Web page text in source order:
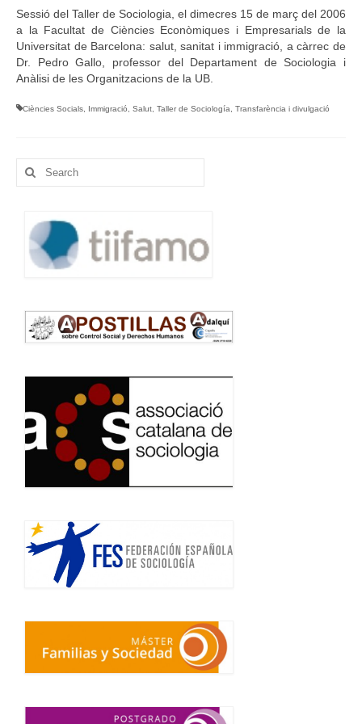
Idioma:
Sessió del Taller de Sociologia, el dimecres 15 de març del 2006
a la Facultat de Ciències Econòmiques i Empresarials de la
Universitat de Barcelona: salut, sanitat i immigració, a càrrec de
Dr. Pedro Gallo, professor del Departament de Sociologia i
Anàlisi de les Organitzacions de la UB.
Ciències Socials Immigració Salut Taller de Sociología Transfarència i divulgació
Search
for: